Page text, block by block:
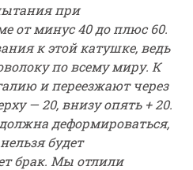
при
от минус 40 до плюс 60.
к этой катушке, ведь
по всему миру. К
и переезжают через
— 20, внизу опять + 20.
деформироваться,
будет
брак. Мы отлили